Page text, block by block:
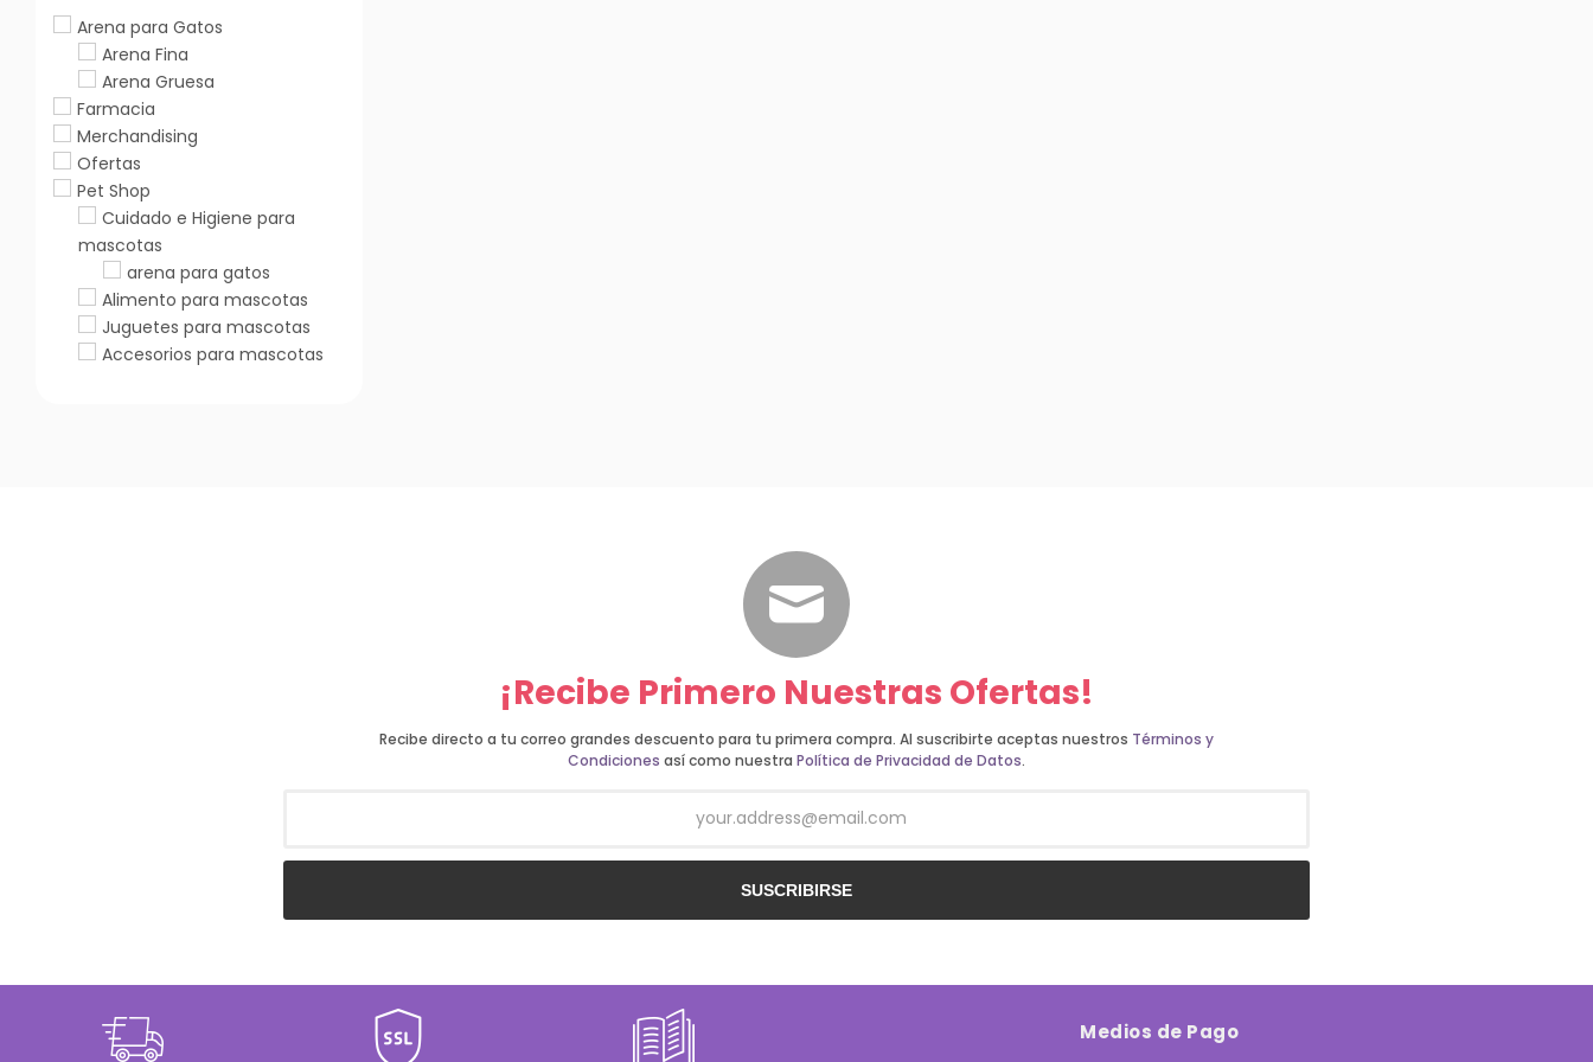
Arena para Gatos
Arena Fina
Arena Gruesa
Farmacia
Merchandising
Ofertas
Pet Shop
Cuidado e Higiene para
mascotas
arena para gatos
Alimento para mascotas
Juguetes para mascotas
Accesorios para mascotas
¡Recibe Primero Nuestras Ofertas!
Recibe directo a tu correo grandes descuento para tu primera compra. Al suscribirte aceptas nuestros Términos y
Condiciones así como nuestra Política de Privacidad de Datos.
SUSCRIBIRSE
Medios de Pago